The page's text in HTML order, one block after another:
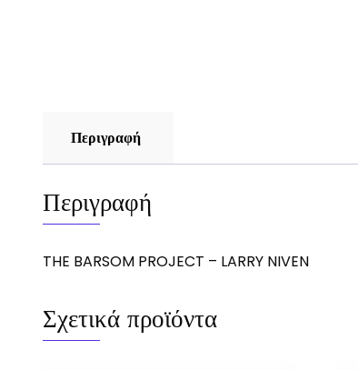
Περιγραφή
Περιγραφή
THE BARSOM PROJECT – LARRY NIVEN
Σχετικά προϊόντα